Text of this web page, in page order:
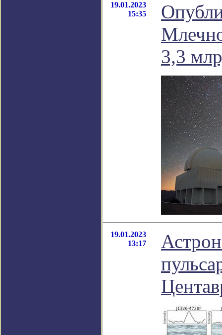
19.01.2023
15:35
3,3
19.01.2023
13:17